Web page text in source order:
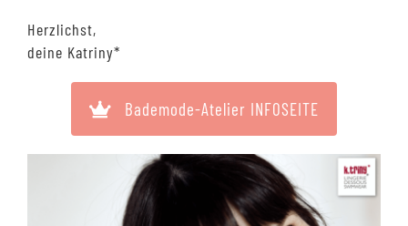
Herzlichst,
deine Katriny*
Bademode-Atelier INFOSEITE